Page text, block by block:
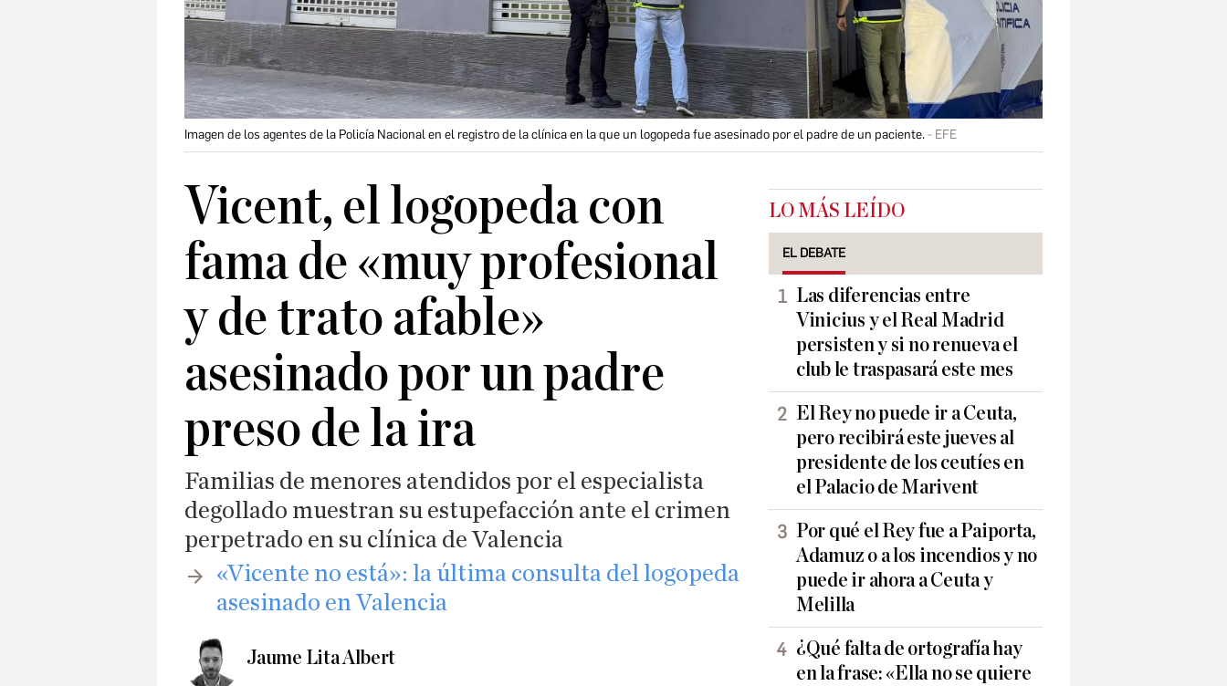
Imagen de los agentes de la Policía Nacional en el registro de la clínica en la que un logopeda fue asesinado por el padre de un paciente. EFE
Vicent, el logopeda con
fama de «muy profesional
y de trato afable»
asesinado por un padre
preso de la ira
Familias de menores atendidos por el especialista
degollado muestran su estupefacción ante el crimen
perpetrado en su clínica de Valencia
​«Vicente no está»: la última consulta del logopeda
asesinado en Valencia
Jaume Lita Albert
LO MÁS LEÍDO
EL DEBATE
Las diferencias entre
Vinicius y el Real Madrid
persisten y si no renueva el
club le traspasará este mes
El Rey no puede ir a Ceuta,
pero recibirá este jueves al
presidente de los ceutíes en
el Palacio de Marivent
Por qué el Rey fue a Paiporta,
Adamuz o a los incendios y no
puede ir ahora a Ceuta y
Melilla
¿Qué falta de ortografía hay
en la frase: «Ella no se quiere